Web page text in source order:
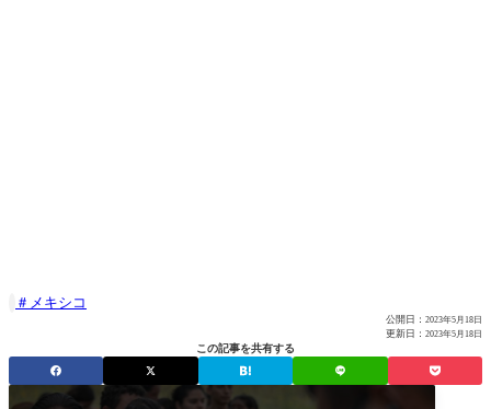
メキシコ
公開日： 2023年5月18日
更新日： 2023年5月18日
この記事を共有する